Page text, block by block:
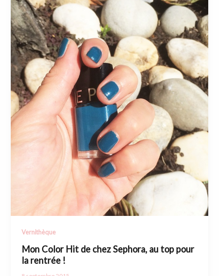
Vernithèque
Mon Color Hit de chez Sephora, au top pour
la rentrée !